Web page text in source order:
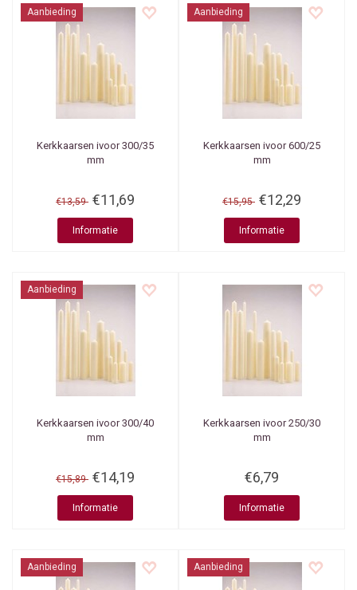
Aanbieding
Kerkkaarsen ivoor 300/35
mm
€13,59 €11,69
Informatie
Aanbieding
Kerkkaarsen ivoor 600/25
mm
€15,95 €12,29
Informatie
Aanbieding
Kerkkaarsen ivoor 300/40
mm
€15,89 €14,19
Informatie
Kerkkaarsen ivoor 250/30
mm
€6,79
Informatie
Aanbieding Aanbieding